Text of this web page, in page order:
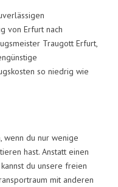
von Erfurt nach
Traugott Erfurt,
so niedrig wie
wenn du nur wenige
hast. Anstatt einen
du unsere freien
mit anderen